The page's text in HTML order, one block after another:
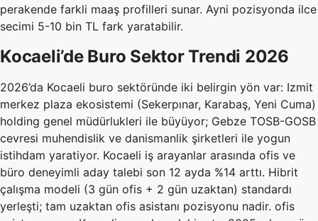
perakende farkli maaş profilleri sunar. Ayni pozisyonda ilce
secimi 5-10 bin TL fark yaratabilir.
Kocaeli’de Buro Sektor Trendi 2026
2026’da Kocaeli buro sektöründe iki belirgin yön var: Izmit
merkez plaza ekosistemi (Sekerpınar, Karabaş, Yeni Cuma)
holding genel müdürlukleri ile büyüyor; Gebze TOSB-GOSB
cevresi muhendislik ve danismanlik şirketleri ile yogun
istihdam yaratiyor. Kocaeli iş arayanlar arasında ofis ve
büro deneyimli aday talebi son 12 ayda %14 arttı. Hibrit
çalışma modeli (3 gün ofis + 2 gün uzaktan) standardı
yerleşti; tam uzaktan ofis asistanı pozisyonu nadir. ofis